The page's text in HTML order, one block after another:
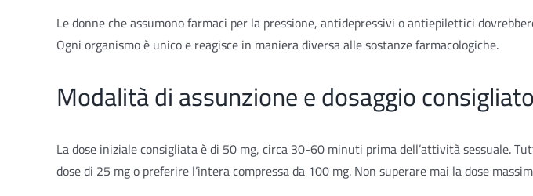
Le donne che assumono farmaci per la pressione, antidepressivi o antiepilettici
Ogni organismo è unico e reagisce in maniera diversa alle sostanze farmacologiche.
Modalità di assunzione e dosaggio consigliato
La dose iniziale consigliata è di 50 mg, circa 30-60 minuti prima dell’attività sessuale.
dose di 25 mg o preferire l’intera compressa da 100 mg. Non superare mai la dose